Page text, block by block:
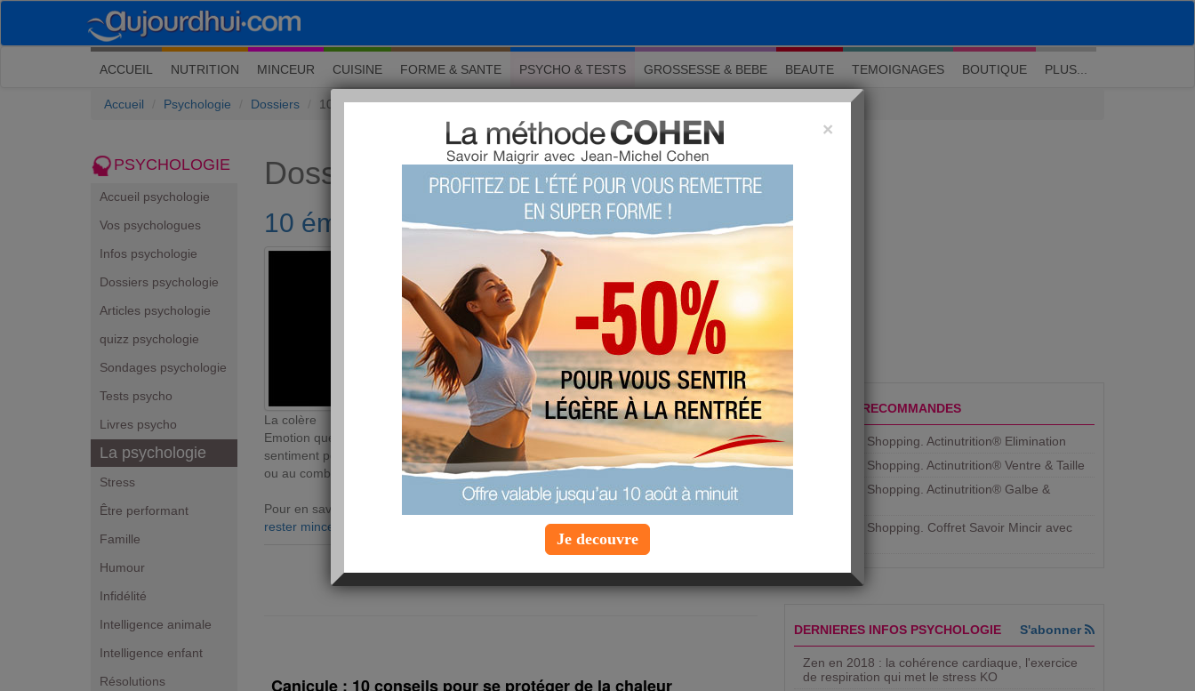
M'inscrire| Me connecter| ? Visite guidée
ACCUEIL (current)
NUTRITION MINCEUR CUISINE FORME & SANTE PSYCHO & TESTS GROSSESSE & BEBE BEAUTE TEMOIGNAGES BOUTIQUE PLUS...
Accueil Psychologie Dossiers 10 émotions à traiter avec l’EFT
PSYCHOLOGIE
Accueil psychologie
Vos psychologues
Infos psychologie
Dossiers psychologie
Articles psychologie
quizz psychologie
Sondages psychologie
Tests psycho
Livres psycho
La psychologie
Stress
Être performant
Famille
Humour
Infidélité
Intelligence animale
Intelligence enfant
Résolutions
Dossiers Psychologie
10 émotions à traiter avec l’EFT
LU 26372 fois COMMENTÉ 5 fois
TAGS:
technique
techniques de Libération
Émotionnelle
, Jean-Michel Gurret
methode eft
AUTEUR : Adrien Lemay
mardi 24 avril 2018
La colère
Emotion que l’on ressent suite à une blessure, une frustration ou un manque. Ce
sentiment peut se traduire par diverses manifestations qui entraînent le corps à l’action
ou au combat.
Pour en savoir plus sur l'EFT, vous pouvez toujours vous procurer le livre
rester mince avec l’EFT
Canicule : 10 conseils pour se protéger de la chaleur
PRODUITS RECOMMANDES
Aujourdhui Shopping. Actinutrition® Elimination
Aujourdhui Shopping. Actinutrition® Ventre & Taille
Aujourdhui Shopping. Actinutrition® Galbe &
Aujourdhui Shopping. ​Coffret Savoir Mincir avec
DERNIERES INFOS PSYCHOLOGIE S'abonner
Zen en 2018 : la cohérence cardiaque, l'exercice
de respiration qui met le stress KO
×
Je decouvre